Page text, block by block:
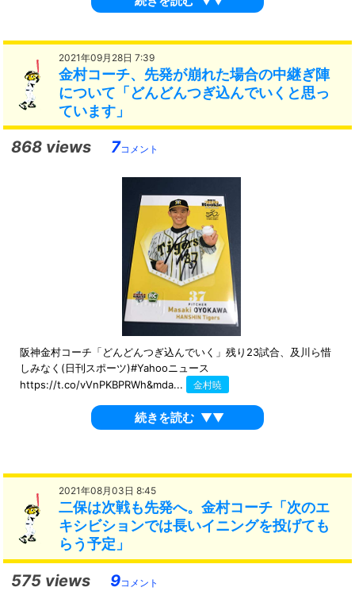
2021年09月28日 7:39
金村コーチ、先発が崩れた場合の中継ぎ陣
について「どんどんつぎ込んでいくと思っ
ています」
868 views 7コメント
阪神金村コーチ「どんどんつぎ込んでいく」残り23試合、及川ら惜
しみなく(日刊スポーツ)#Yahooニュース
https://t.co/vVnPKBPRWh&mda...
金村暁
続きを読む ▼▼
2021年08月03日 8:45
二保は次戦も先発へ。金村コーチ「次のエ
キシビションでは長いイニングを投げても
らう予定」
575 views 9コメント